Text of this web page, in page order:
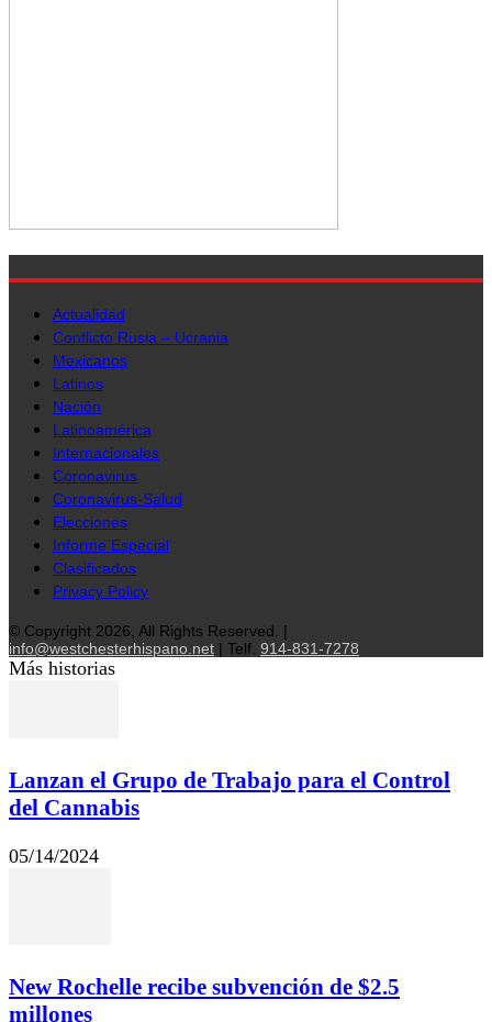
Actualidad
Conflicto Rusia – Ucrania
Mexicanos
Latinos
Nación
Latinoamérica
Internacionales
Coronavirus
Coronavirus-Salud
Elecciones
Informe Especial
Clasificados
Privacy Policy
© Copyright 2026, All Rights Reserved. |
info@westchesterhispano.net | Telf. 914-831-7278
Más historias
Lanzan el Grupo de Trabajo para el Control
del Cannabis
05/14/2024
New Rochelle recibe subvención de $2.5
millones